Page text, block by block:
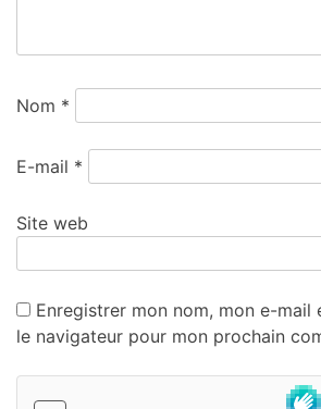
Nom *
E-mail *
Site web
Enregistrer mon nom, mon e-mail
le navigateur pour mon prochain